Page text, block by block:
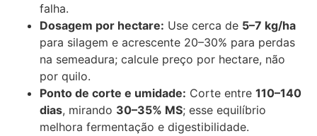
falha.
Dosagem por hectare: Use cerca de 5–7 kg/ha
para silagem e acrescente 20–30% para perdas
na semeadura; calcule preço por hectare, não
por quilo.
Ponto de corte e umidade: Corte entre 110–140
dias, mirando 30–35% MS; esse equilíbrio
melhora fermentação e digestibilidade.